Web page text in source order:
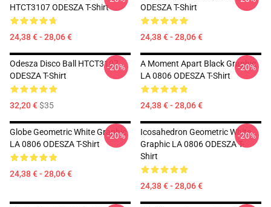
HTCT3107 ODESZA T-Shirt
24,38 € - 28,06 €
ODESZA T-Shirt
24,38 € - 28,06 €
Odesza Disco Ball HTCT3107
ODESZA T-Shirt
32,20 €$35
-20%
A Moment Apart Black Graphic
LA 0806 ODESZA T-Shirt
24,38 € - 28,06 €
-20%
Globe Geometric White Graphic
LA 0806 ODESZA T-Shirt
24,38 € - 28,06 €
-20%
Icosahedron Geometric White
Graphic LA 0806 ODESZA T-
Shirt
24,38 € - 28,06 €
-20%